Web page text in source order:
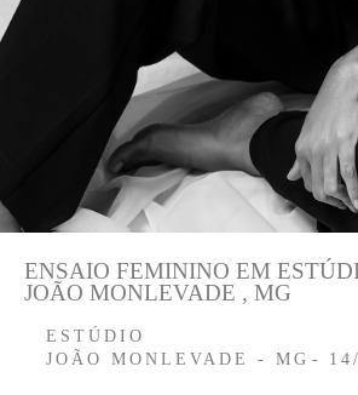
ESTÚDIO
JOÃO MONLEVADE - MG
ENSAIO FEMININO EM
JOÃO MONLEVADE , MG